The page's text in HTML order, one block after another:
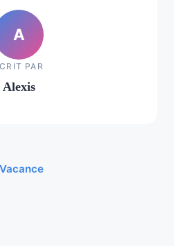
A
PAR
Alexis